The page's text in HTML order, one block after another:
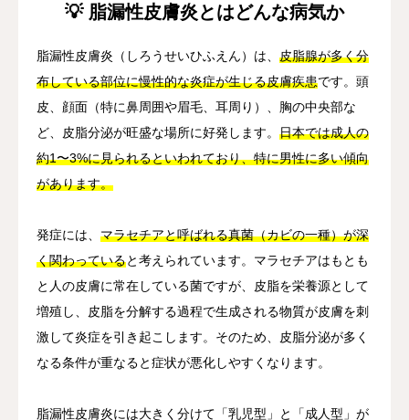
💡 脂漏性皮膚炎とはどんな病気か
脂漏性皮膚炎（しろうせいひふえん）は、 皮脂腺が多く分
布している部位に慢性的な炎症が生じる皮膚疾患です。頭
皮、顔面（特に鼻周囲や眉毛、耳周り）、胸の中央部な
ど、皮脂分泌が旺盛な場所に好発します。 日本では成人の
約1〜3%に見られるといわれており、特に男性に多い傾向
があります。
発症には、 マラセチアと呼ばれる真菌（カビの一種）が深
く関わっていると考えられています。マラセチアはもとも
と人の皮膚に常在している菌ですが、皮脂を栄養源として
増殖し、皮脂を分解する過程で生成される物質が皮膚を刺
激して炎症を引き起こします。そのため、皮脂分泌が多く
なる条件が重なると症状が悪化しやすくなります。
脂漏性皮膚炎には大きく分けて「乳児型」と「成人型」が